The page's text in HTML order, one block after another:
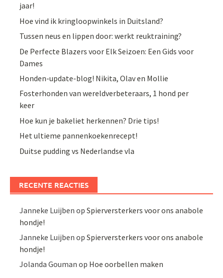
jaar!
Hoe vind ik kringloopwinkels in Duitsland?
Tussen neus en lippen door: werkt reuktraining?
De Perfecte Blazers voor Elk Seizoen: Een Gids voor
Dames
Honden-update-blog! Nikita, Olav en Mollie
Fosterhonden van wereldverbeteraars, 1 hond per
keer
Hoe kun je bakeliet herkennen? Drie tips!
Het ultieme pannenkoekenrecept!
Duitse pudding vs Nederlandse vla
RECENTE REACTIES
Janneke Luijben opSpierversterkers voor ons anabole
hondje!
Janneke Luijben opSpierversterkers voor ons anabole
hondje!
Jolanda Gouman op Hoe oorbellen maken